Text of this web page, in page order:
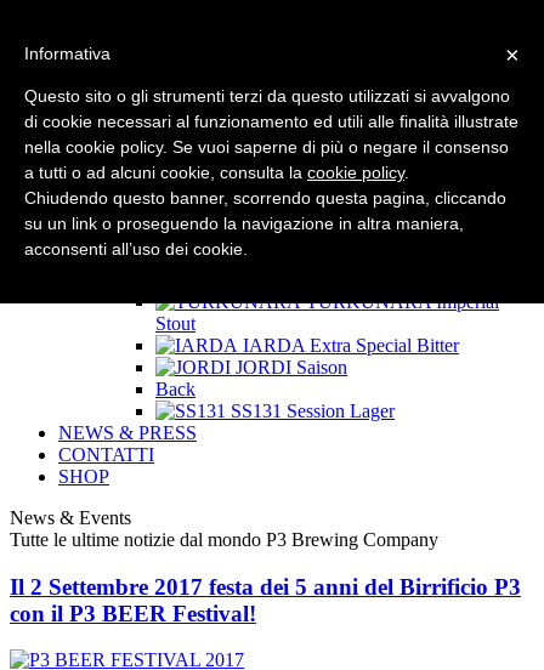
HOME
LE BIRRE P3
Back
SPEED Golden Ale
RIFF Session White IPA
100 NODI Double IPA
West Coast Sardinia
Coast IPA
Back
TURKUNARA Imperial
Stout
IARDA Extra Special Bitter
JORDI Saison
Back
SS131 Session Lager
NEWS & PRESS
CONTATTI
SHOP
News & Events
Tutte le ultime notizie dal mondo P3 Brewing Company
Il 2 Settembre 2017 festa dei 5 anni del Birrificio P3
con il P3 BEER Festival!
×
Informativa
Questo sito o gli strumenti terzi da questo utilizzati si avvalgono
di cookie necessari al funzionamento ed utili alle finalità illustrate
nella cookie policy. Se vuoi saperne di più o negare il consenso
a tutti o ad alcuni cookie, consulta la cookie policy.
Chiudendo questo banner, scorrendo questa pagina, cliccando
su un link o proseguendo la navigazione in altra maniera,
acconsenti all’uso dei cookie.